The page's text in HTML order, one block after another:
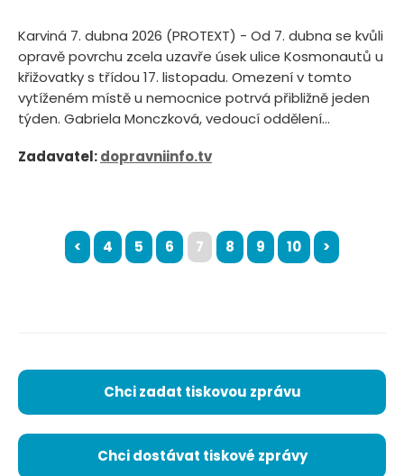
Karviná 7. dubna 2026 (PROTEXT) - Od 7. dubna se kvůli
opravě povrchu zcela uzavře úsek ulice Kosmonautů u
křižovatky s třídou 17. listopadu. Omezení v tomto
vytíženém místě u nemocnice potrvá přibližně jeden
týden. Gabriela Monczková, vedoucí oddělení...
Zadavatel:dopravniinfo.tv
< 4 5 6 7 8 9 10 >
Chci zadat tiskovou zprávu
Chci dostávat tiskové zprávy